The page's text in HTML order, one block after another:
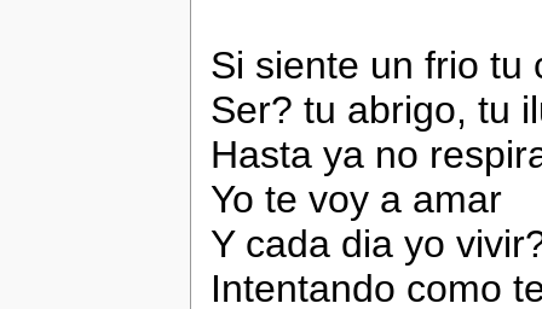
Si siente un frio tu
Ser? tu abrigo, tu
Hasta ya no
Yo te voy a amar
Y cada dia yo
Intentando como